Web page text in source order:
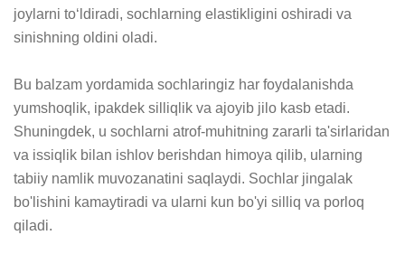
joylarni to‘ldiradi, sochlarning elastikligini oshiradi va
sinishning oldini oladi.
Bu balzam yordamida sochlaringiz har foydalanishda
yumshoqlik, ipakdek silliqlik va ajoyib jilo kasb etadi.
Shuningdek, u sochlarni atrof-muhitning zararli ta'sirlaridan
va issiqlik bilan ishlov berishdan himoya qilib, ularning
tabiiy namlik muvozanatini saqlaydi. Sochlar jingalak
bo'lishini kamaytiradi va ularni kun bo'yi silliq va porloq
qiladi.